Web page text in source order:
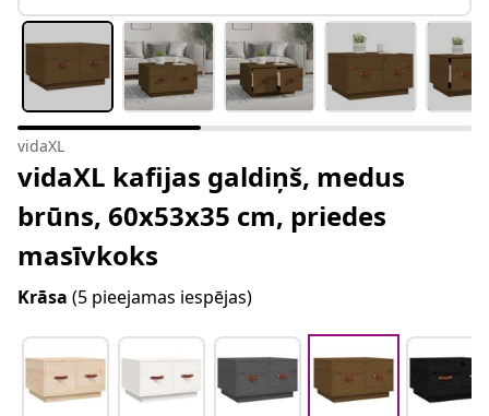
vidaXL
vidaXL kafijas galdiņš, medus
brūns, 60x53x35 cm, priedes
masīvkoks
Krāsa (5 pieejamas iespējas)